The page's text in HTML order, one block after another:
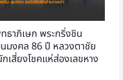
ธาภิเษก พระกริ่งชิน
งคล 86 ปี หลวงตาชัย
เสี่ยงโชคแห่ส่องเลขหาง